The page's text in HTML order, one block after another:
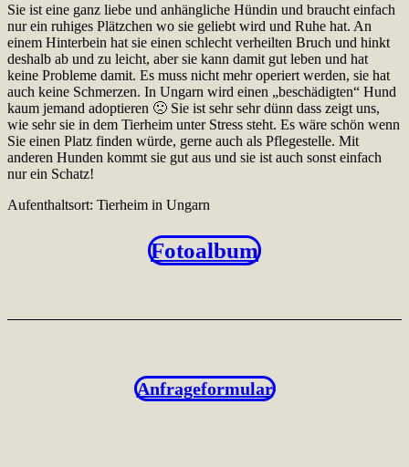
Sie ist eine ganz liebe und anhängliche Hündin und braucht einfach
nur ein ruhiges Plätzchen wo sie geliebt wird und Ruhe hat. An
einem Hinterbein hat sie einen schlecht verheilten Bruch und hinkt
deshalb ab und zu leicht, aber sie kann damit gut leben und hat
keine Probleme damit. Es muss nicht mehr operiert werden, sie hat
auch keine Schmerzen. In Ungarn wird einen „beschädigten“ Hund
kaum jemand adoptieren 🙁 Sie ist sehr sehr dünn dass zeigt uns,
wie sehr sie in dem Tierheim unter Stress steht. Es wäre schön wenn
Sie einen Platz finden würde, gerne auch als Pflegestelle. Mit
anderen Hunden kommt sie gut aus und sie ist auch sonst einfach
nur ein Schatz!
Aufenthaltsort: Tierheim in Ungarn
Fotoalbum
Anfrageformular